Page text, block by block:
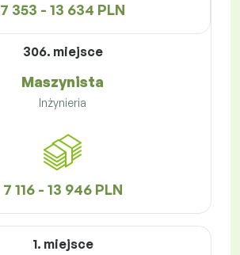
7 353 - 13 634 PLN
306. miejsce
Maszynista
Inżynieria
7 116 - 13 946 PLN
1. miejsce